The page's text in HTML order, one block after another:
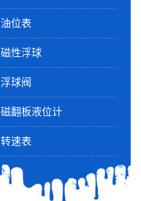
油位表
磁性浮球
浮球阀
磁翻板液位计
转速表